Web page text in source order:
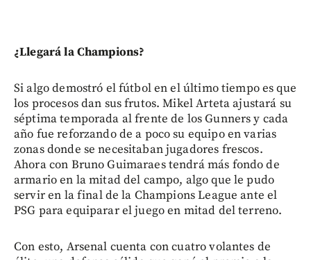
¿Llegará la Champions?
Si algo demostró el fútbol en el último tiempo es que
los procesos dan sus frutos. Mikel Arteta ajustará su
séptima temporada al frente de los Gunners y cada
año fue reforzando de a poco su equipo en varias
zonas donde se necesitaban jugadores frescos.
Ahora con Bruno Guimaraes tendrá más fondo de
armario en la mitad del campo, algo que le pudo
servir en la final de la Champions League ante el
PSG para equiparar el juego en mitad del terreno.
Con esto, Arsenal cuenta con cuatro volantes de